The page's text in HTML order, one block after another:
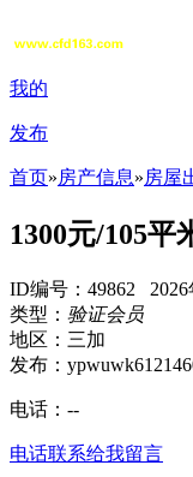
我的
发布
首页»房产信息»房屋
1300元/105平
ID编号：49862
类型： 验证会员
地区：三加
发布：
电话： --
电话联系给我留言